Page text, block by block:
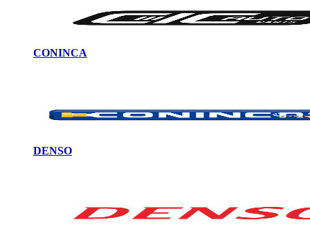
CONINCA
DENSO